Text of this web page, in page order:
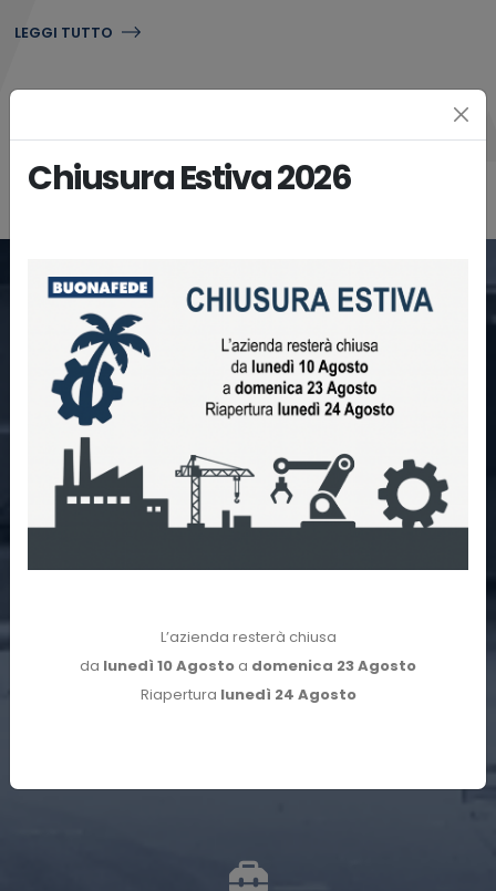
Chiusura Estiva 2026
L’azienda resterà chiusa
da lunedì 10 Agosto a domenica 23 Agosto
Riapertura lunedì 24 Agosto
LEGGI TUTTO
QUANDO I NUMERI CONTANO
18000 mq
Il nostro Stabilimento